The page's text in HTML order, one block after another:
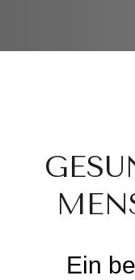
Ein